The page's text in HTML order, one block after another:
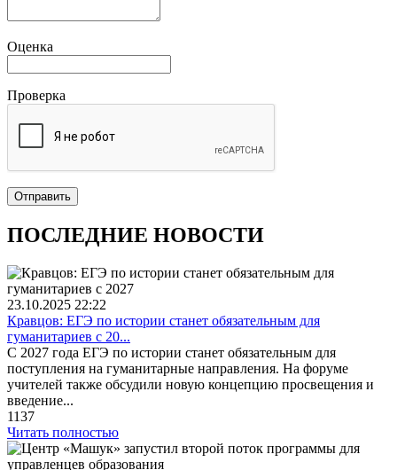
Оценка
Проверка
Отправить
ПОСЛЕДНИЕ НОВОСТИ
23.10.2025 22:22
Кравцов: ЕГЭ по истории станет обязательным для
гуманитариев с 20...
С 2027 года ЕГЭ по истории станет обязательным для
поступления на гуманитарные направления. На форуме
учителей также обсудили новую концепцию просвещения и
введение...
1137
Читать полностью